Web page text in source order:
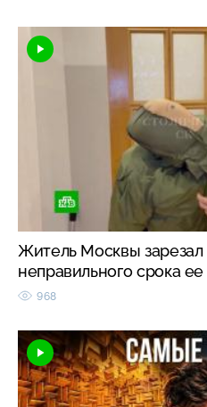
Житель Москвы зарезал
неправильного срока
968